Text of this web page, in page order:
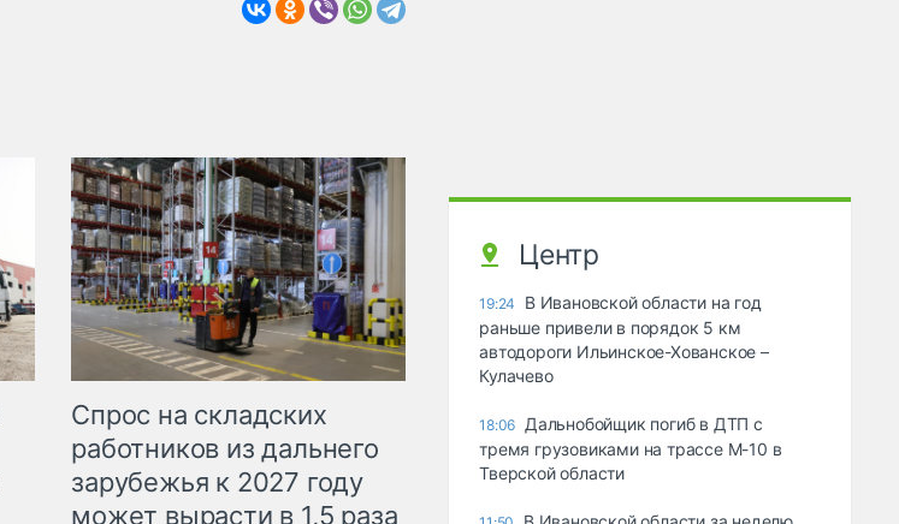
Спрос на складских
работников из дальнего
зарубежья к 2027 году
может вырасти в 1,5 раза
Центр
19:24
В Ивановской области на год
раньше привели в порядок 5 км
автодороги Ильинское-Хованское –
Кулачево
18:06 Дальнобойщик погиб в ДТП с
тремя грузовиками на трассе М-10 в
Тверской области